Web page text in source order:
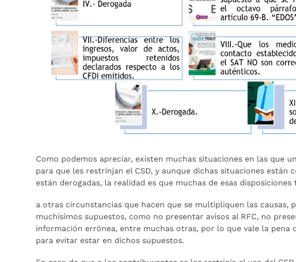
Como podemos apreciar, existen muchas situaciones en las que
para que les restrinjan el CSD, y aunque dichas situaciones están
están derogadas, la realidad es que muchas de esas disposiciones
a otras circunstancias que hacen que se multipliquen las causas,
muchísimos supuestos, como no presentar avisos al RFC, no
información errónea, entre muchas otras, por lo que vale la pena
para evitar estar en dichos supuestos.